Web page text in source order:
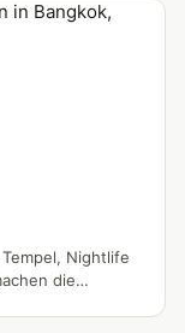
Nightlife
die